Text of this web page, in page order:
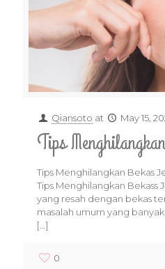
Qiansoto at May 15,
Tips
Tips Menghilangkan Bekas
Tips Menghilangkan Bekass
yang resah dengan bekas
masalah umum yang
[…]
0